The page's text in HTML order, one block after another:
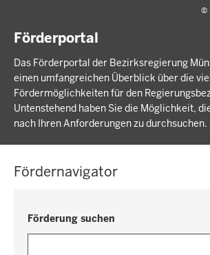
©
Förderportal
Das Förderportal der Bezirksregierung
einen umfangreichen Überblick über die
Fördermöglichkeiten für den
Untenstehend haben Sie die Möglichkeit,
nach Ihren Anforderungen zu durchsuchen.
Fördernavigator
Förderung suchen